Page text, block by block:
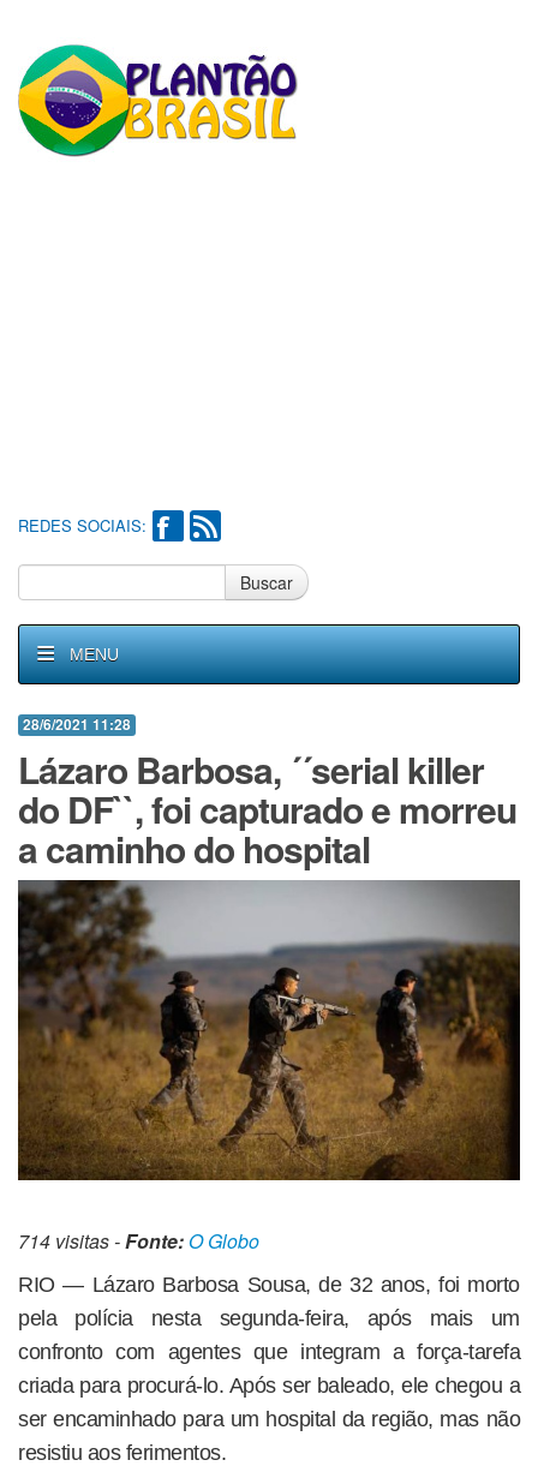
REDES SOCIAIS:
Buscar
MENU
28/6/2021 11:28
Lázaro Barbosa, ´´serial killer
do DF``, foi capturado e morreu
a caminho do hospital
714 visitas -Fonte:O Globo
RIO — Lázaro Barbosa Sousa, de 32 anos, foi morto
pela polícia nesta segunda-feira, após mais um
confronto com agentes que integram a força-tarefa
criada para procurá-lo. Após ser baleado, ele chegou a
ser encaminhado para um hospital da região, mas não
resistiu aos ferimentos.